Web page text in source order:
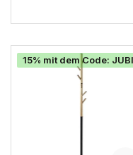
15% mit dem Code: